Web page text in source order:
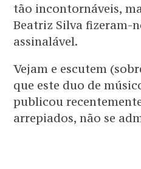
tão incontornáveis,
Beatriz Silva fizeram-
assinalável.
Vejam e escutem
que este duo de
publicou
arrepiados, não se